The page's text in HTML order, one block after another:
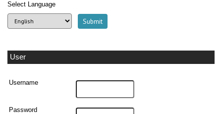
Select Language
User
Username
Password